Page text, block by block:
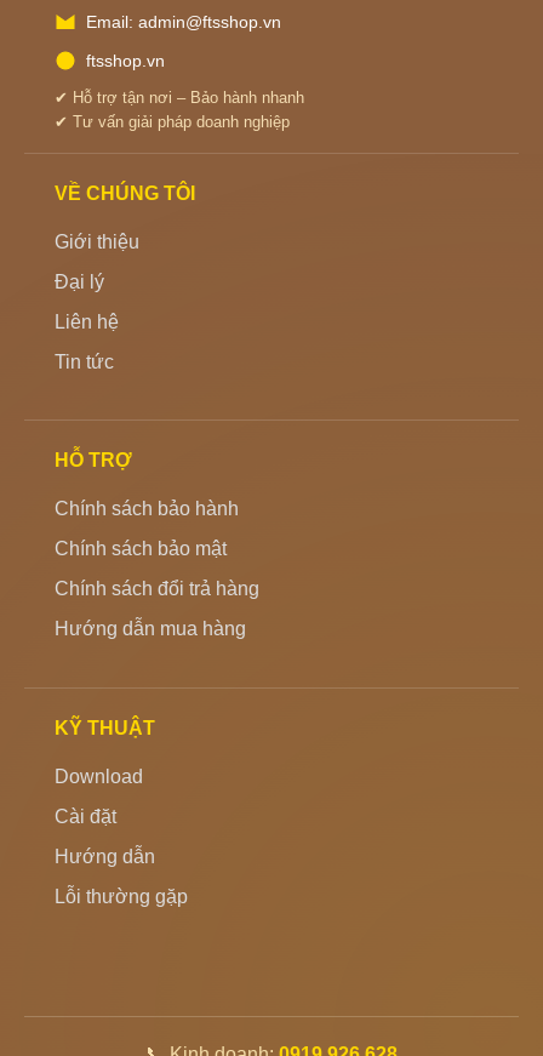
Email: admin@ftsshop.vn
ftsshop.vn
✔ Hỗ trợ tận nơi – Bảo hành nhanh
✔ Tư vấn giải pháp doanh nghiệp
VỀ CHÚNG TÔI
Giới thiệu
Đại lý
Liên hệ
Tin tức
HỖ TRỢ
Chính sách bảo hành
Chính sách bảo mật
Chính sách đổi trả hàng
Hướng dẫn mua hàng
KỸ THUẬT
Download
Cài đặt
Hướng dẫn
Lỗi thường gặp